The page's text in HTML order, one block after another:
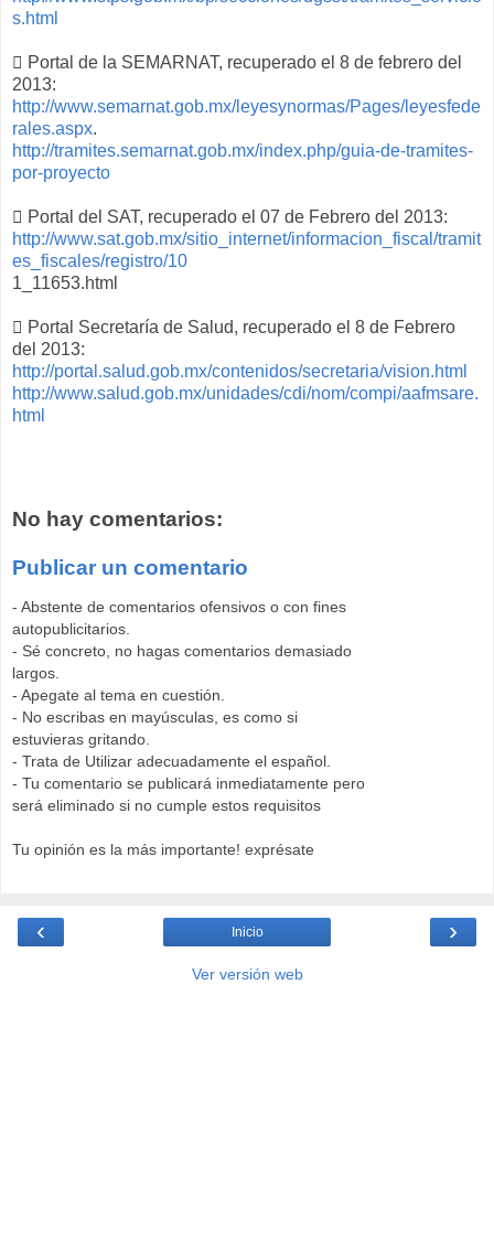
s.html
 Portal de la SEMARNAT, recuperado el 8 de febrero del
2013:
http://www.semarnat.gob.mx/leyesynormas/Pages/leyesfede
rales.aspx.
http://tramites.semarnat.gob.mx/index.php/guia-de-tramites-
por-proyecto
 Portal del SAT, recuperado el 07 de Febrero del 2013:
http://www.sat.gob.mx/sitio_internet/informacion_fiscal/tramit
es_fiscales/registro/10
1_11653.html
 Portal Secretaría de Salud, recuperado el 8 de Febrero
del 2013:
http://portal.salud.gob.mx/contenidos/secretaria/vision.html
http://www.salud.gob.mx/unidades/cdi/nom/compi/aafmsare.
html
No hay comentarios:
Publicar un comentario
- Abstente de comentarios ofensivos o con fines
autopublicitarios.
- Sé concreto, no hagas comentarios demasiado
largos.
- Apegate al tema en cuestión.
- No escribas en mayúsculas, es como si
estuvieras gritando.
- Trata de Utilizar adecuadamente el español.
- Tu comentario se publicará inmediatamente pero
será eliminado si no cumple estos requisitos
Tu opinión es la más importante! exprésate
‹ ›
Inicio
Ver versión web